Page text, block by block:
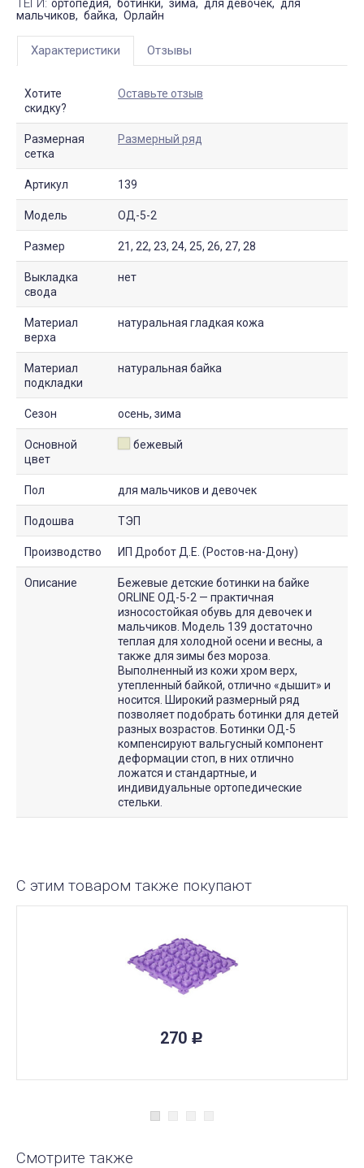
ТЕГИ: ортопедия ботинки зима для девочек
для
мальчиков
байка Орлайн
Характеристики Отзывы
Хотите
скидку?
Оставьте отзыв
Размерная
сетка
Размерный ряд
Артикул 139
Модель ОД-5-2
Размер 21, 22, 23, 24, 25, 26, 27, 28
Выкладка
свода
нет
Материал
верха
натуральная гладкая кожа
Материал
подкладки
натуральная байка
Сезон осень, зима
Основной
цвет
бежевый
Пол для мальчиков и девочек
Подошва ТЭП
Производство ИП Дробот Д.Е. (Ростов-на-Дону)
Описание
Бежевые детские ботинки на байке
ORLINE ОД-5-2 — практичная
износостойкая обувь для девочек и
мальчиков. Модель 139 достаточно
теплая для холодной осени и весны, а
также для зимы без мороза.
Выполненный из кожи хром верх,
утепленный байкой, отлично «дышит» и
носится. Широкий размерный ряд
позволяет подобрать ботинки для детей
разных возрастов. Ботинки ОД-5
компенсируют вальгусный компонент
деформации стоп, в них отлично
ложатся и стандартные, и
индивидуальные ортопедические
стельки.
С этим товаром также покупают
270 Р
Смотрите также